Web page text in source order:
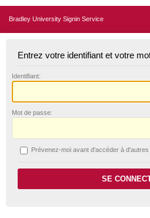
Bradley University Signin Service
Entrez votre identifiant et votre
Identifiant:
Mot de passe:
Prévenez-moi avant d'accéder à d'autres